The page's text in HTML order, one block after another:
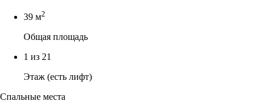
39 м2
Общая площадь
1 из 21
Этаж (есть лифт)
Спальные места